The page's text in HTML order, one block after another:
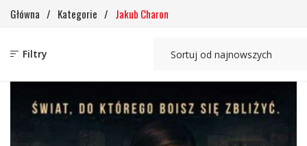
Główna / Kategorie / Jakub Charon
Filtry